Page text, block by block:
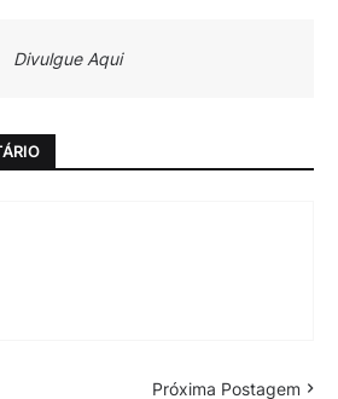
Divulgue Aqui
Próxima Postagem